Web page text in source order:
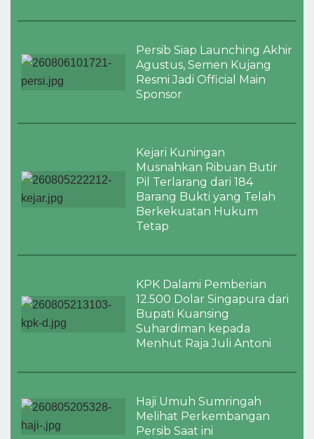
Persib Siap Launching Akhir
Agustus, Semen Kujang
Resmi Jadi Official Main
Sponsor
Kejari Kuningan
Musnahkan Ribuan Butir
Pil Terlarang dari 184
Barang Bukti yang Telah
Berkekuatan Hukum
Tetap
KPK Dalami Pemberian
12.500 Dolar Singapura dari
Bupati Kuansing
Suhardiman kepada
Menhut Raja Juli Antoni
Haji Umuh Sumringah
Melihat Perkembangan
Persib Saat ini